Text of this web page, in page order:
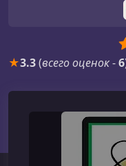
★3.3(всего оценок-6